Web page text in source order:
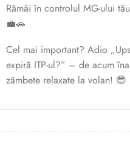
Rămâi în controlul MG-ului
💼🚗
Cel mai important? Adio
expiră ITP-ul?” – de acum
zâmbete relaxate la volan! 😎